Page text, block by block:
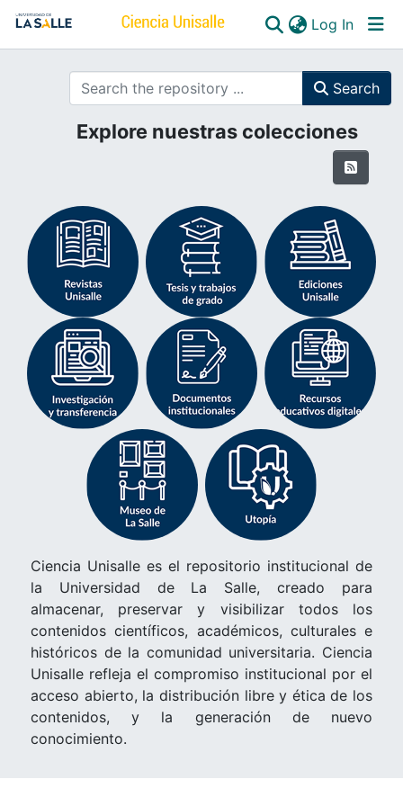
Log In
Communities & Collections
Search
Explore nuestras colecciones
Ciencia Unisalle es el repositorio institucional de
la Universidad de La Salle, creado para
almacenar, preservar y visibilizar todos los
contenidos científicos, académicos, culturales e
históricos de la comunidad universitaria. Ciencia
Unisalle refleja el compromiso institucional por el
acceso abierto, la distribución libre y ética de los
contenidos, y la generación de nuevo
conocimiento.